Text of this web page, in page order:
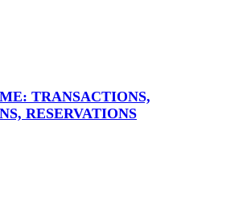
TRANSACTIONS,
RESERVATIONS